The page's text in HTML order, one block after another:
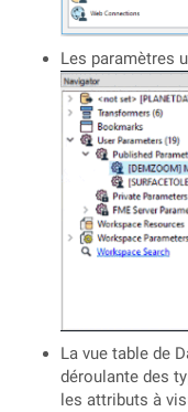
Les paramètres
La vue table de
déroulante des
les attributs à